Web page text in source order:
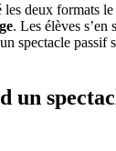
les deux formats le
. Les élèves s’en
spectacle passif
un